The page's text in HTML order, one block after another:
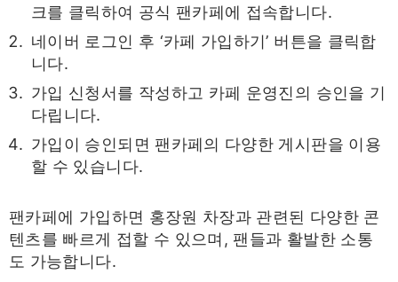
크를 클릭하여 공식 팬카페에 접속합니다.
네이버 로그인 후 ‘카페 가입하기’ 버튼을 클릭합
니다.
가입 신청서를 작성하고 카페 운영진의 승인을 기
다립니다.
가입이 승인되면 팬카페의 다양한 게시판을 이용
할 수 있습니다.
팬카페에 가입하면 홍장원 차장과 관련된 다양한 콘
텐츠를 빠르게 접할 수 있으며, 팬들과 활발한 소통
도 가능합니다.